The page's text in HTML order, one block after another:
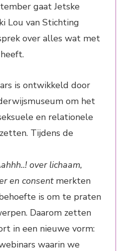
gaat Jetske
Lou van Stichting
over alles wat met
heeft.
is ontwikkeld door
om het
en relationele
Tijdens de
over lichaam,
en consentmerkten
is om te praten
Daarom zetten
in een nieuwe vorm:
waarin we